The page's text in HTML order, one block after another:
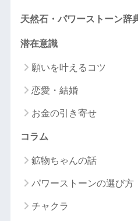
天然石・パワーストーン辞
潜在意識
願いを叶えるコツ
恋愛・結婚
お金の引き寄せ
コラム
鉱物ちゃんの話
パワーストーンの選び方
チャクラ